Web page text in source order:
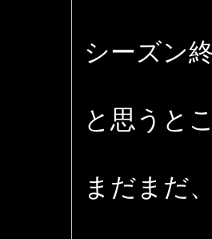
シーズン
と思うと
まだまだ、